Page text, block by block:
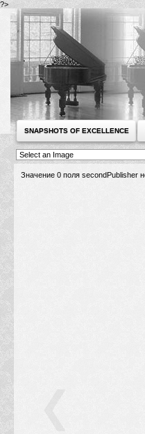
?>
SNAPSHOTS OF EXCELLENCE
Значение 0 поля secondPublisher